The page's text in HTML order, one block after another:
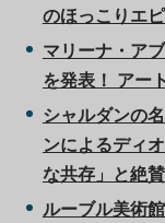
のほっこりエ
マリーナ・ア
を発表！ アー
シャルダンの
ンによるディ
な共存」と絶賛
ルーブル美術